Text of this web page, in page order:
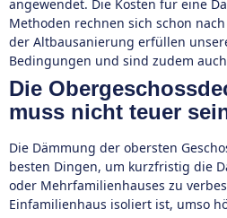
angewendet. Die Kosten für eine
Methoden rechnen sich schon
der Altbausanierung erfüllen
Bedingungen und sind zudem
Die
muss nicht teuer
Die Dämmung der obersten
besten Dingen, um kurzfristig die
oder Mehrfamilienhauses zu
Einfamilienhaus isoliert ist, umso